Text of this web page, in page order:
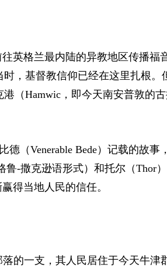
英格兰最内陆的异教地区传播福
，基督教信仰已经在这里扎根。
港 （Hamwic，即今天南安普敦的
德 （Venerable Bede） 记载的故事
鲁-撒克逊语形式） 和托尔 （Thor）
得当地人民的信任。
落的一支，其人民居住于今天牛津